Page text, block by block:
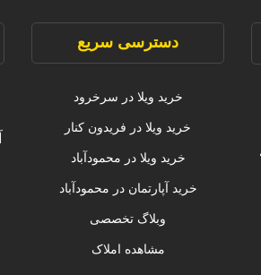
دسترسی سریع
خرید ویلا در سرخرود
خرید ویلا در فریدون کنار
خرید ویلا در محمودآباد
خرید آپارتمان در محمودآباد
وبلاگ تخصصی
مشاهده املاک